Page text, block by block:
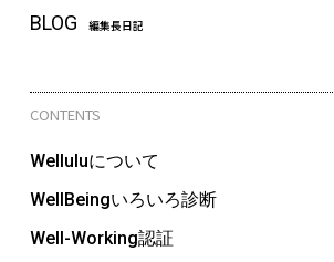
BLOG 編集長日記
CONTENTS
Welluluについて
WellBeingいろいろ診断
Well-Working認証